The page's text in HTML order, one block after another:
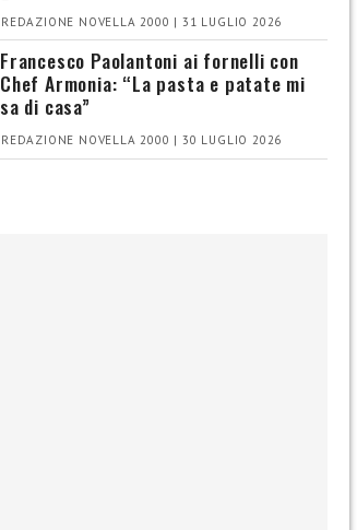
REDAZIONE NOVELLA 2000 | 31 LUGLIO 2026
Francesco Paolantoni ai fornelli con
Chef Armonia: “La pasta e patate mi
sa di casa”
REDAZIONE NOVELLA 2000 | 30 LUGLIO 2026